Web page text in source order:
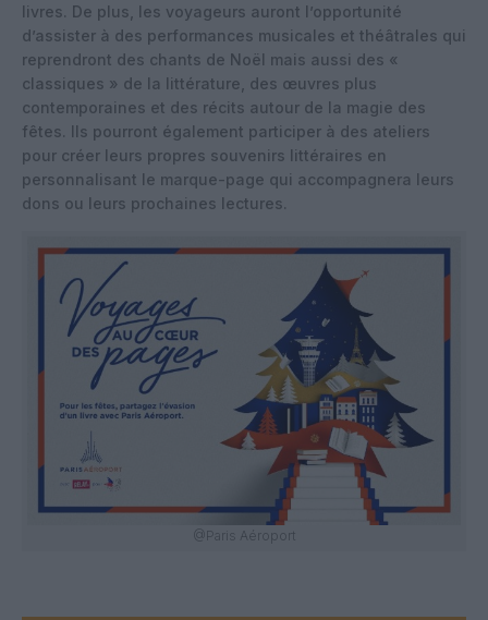
livres. De plus, les voyageurs auront l’opportunité
d’assister à des performances musicales et théâtrales qui
reprendront des chants de Noël mais aussi des «
classiques » de la littérature, des œuvres plus
contemporaines et des récits autour de la magie des
fêtes. Ils pourront également participer à des ateliers
pour créer leurs propres souvenirs littéraires en
personnalisant le marque-page qui accompagnera leurs
dons ou leurs prochaines lectures.
@Paris Aéroport